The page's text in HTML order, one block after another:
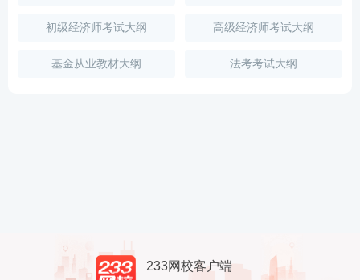
初级经济师考试大纲 高级经济师考试大纲
基金从业教材大纲 法考考试大纲
233网校客户端